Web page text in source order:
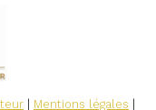
Mentions légales